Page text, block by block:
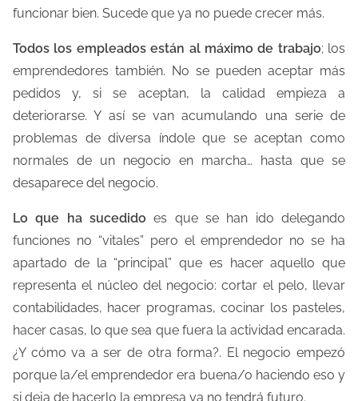
funcionar bien. Sucede que ya no puede crecer más.
Todos los empleados están al máximo de trabajo; los
emprendedores también. No se pueden aceptar más
pedidos y, si se aceptan, la calidad empieza a
deteriorarse. Y así se van acumulando una serie de
problemas de diversa índole que se aceptan como
normales de un negocio en marcha… hasta que se
desaparece del negocio.
Lo que ha sucedido es que se han ido delegando
funciones no “vitales” pero el emprendedor no se ha
apartado de la “principal” que es hacer aquello que
representa el núcleo del negocio: cortar el pelo, llevar
contabilidades, hacer programas, cocinar los pasteles,
hacer casas, lo que sea que fuera la actividad encarada.
¿Y cómo va a ser de otra forma?. El negocio empezó
porque la/el emprendedor era buena/o haciendo eso y
si deja de hacerlo la empresa ya no tendrá futuro.